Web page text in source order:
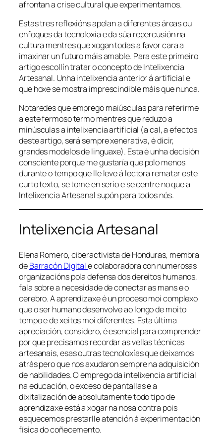
afrontan a crise cultural que experimentamos.
Estas tres reflexións apelan a diferentes áreas ou
enfoques da tecnoloxía e da súa repercusión na
cultura mentres que xogan todas a favor cara a
imaxinar un futuro máis amable. Para este primeiro
artigo escollín tratar o concepto deIntelixencia
Artesanal. Unha intelixencia anterior á artificial e
que hoxe se mostra imprescindible máis que nunca.
Notaredes que emprego maiúsculas para referirme
a este fermoso termo mentres que reduzo a
minúsculas a intelixencia artificial (a cal, a efectos
deste artigo, será sempre xenerativa, é dicir,
grandes modelos de linguaxe). Esta é unha decisión
consciente porque me gustaría que polo menos
durante o tempo que lle leve á lectora rematar este
curto texto, se tome en serio e se centre no que a
Intelixencia Artesanal supón para todos nós.
Intelixencia Artesanal
Elena Romero, ciberactivista de Honduras, membra
deBarracón Digitale colaboradora con numerosas
organizacións pola defensa dos dereitos humanos,
fala sobre a necesidade de conectar as mans e o
cerebro. A aprendizaxe é un proceso moi complexo
que o ser humano desenvolve ao longo de moito
tempo e de xeitos moi diferentes. Esta última
apreciación, considero, é esencial para comprender
por que precisamos recordar as vellas técnicas
artesanais, esas outras tecnoloxías que deixamos
atrás pero que nos axudaron sempre na adquisición
de habilidades. O emprego da intelixencia artificial
na educación, o exceso de pantallas e a
dixitalización de absolutamente todo tipo de
aprendizaxe está a xogar na nosa contra pois
esquecemos prestarlle atención á experimentación
física do coñecemento.